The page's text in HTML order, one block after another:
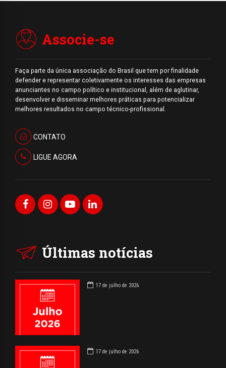
Associe-se
Faça parte da única associação do Brasil que tem por finalidade
defender e representar coletivamente os interesses das empresas
anunciantes no campo político e institucional, além de aglutinar,
desenvolver e disseminar melhores práticas para potencializar
melhores resultados no campo técnico-profissional.
CONTATO
LIGUE AGORA
Últimas notícias
17 de julho de 2026
17 de julho de 2026